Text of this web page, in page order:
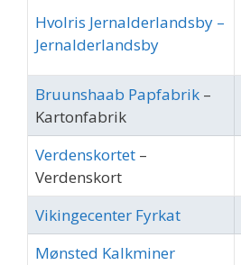
Hvolris Jernalderlandsby –
Jernalderlandsby
Bruunshaab Papfabrik –
Kartonfabrik
Verdenskortet –
Verdenskort
Vikingecenter Fyrkat
Mønsted Kalkminer